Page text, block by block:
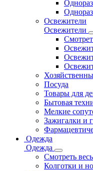
Освежители
Освежители
Посуда
Товары для
Бытовая
Мелкие
Зажигалки и
Одежда
Одежда
Смотреть
Колготки и